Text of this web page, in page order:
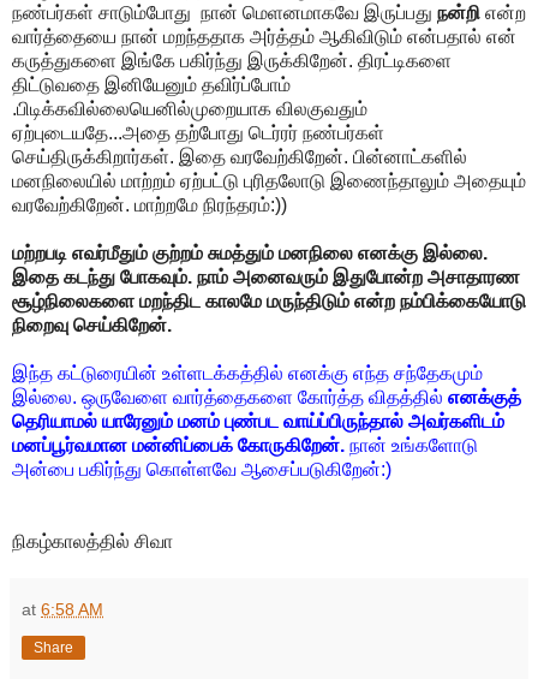
நண்பர்கள் சாடும்போது நான் மெளனமாகவே இருப்பது நன்றி என்ற
வார்த்தையை நான் மறந்ததாக அர்த்தம் ஆகிவிடும் என்பதால் என்
கருத்துகளை இங்கே பகிர்ந்து இருக்கிறேன். திரட்டிகளை
திட்டுவதை இனியேனும் தவிர்ப்போம்
.பிடிக்கவில்லையெனில்முறையாக விலகுவதும்
ஏற்புடையதே...அதை தற்போது டெர்ரர் நண்பர்கள்
செய்திருக்கிறார்கள். இதை வரவேற்கிறேன். பின்னாட்களில்
மனநிலையில் மாற்றம் ஏற்பட்டு புரிதலோடு இணைந்தாலும் அதையும்
வரவேற்கிறேன். மாற்றமே நிரந்தரம்:))
மற்றபடி எவர்மீதும் குற்றம் சுமத்தும் மனநிலை எனக்கு இல்லை.
இதை கடந்து போகவும். நாம் அனைவரும் இதுபோன்ற அசாதாரண
சூழ்நிலைகளை மறந்திட காலமே மருந்திடும் என்ற நம்பிக்கையோடு
நிறைவு செய்கிறேன்.
இந்த கட்டுரையின் உள்ளடக்கத்தில் எனக்கு எந்த சந்தேகமும்
இல்லை. ஒருவேளை வார்த்தைகளை கோர்த்த விதத்தில் எனக்குத்
தெரியாமல் யாரேனும் மனம் புண்பட வாய்ப்பிருந்தால் அவர்களிடம்
மனப்பூர்வமான மன்னிப்பைக் கோருகிறேன். நான் உங்களோடு
அன்பை பகிர்ந்து கொள்ளவே ஆசைப்படுகிறேன்:)
நிகழ்காலத்தில் சிவா
at 6:58 AM
Share